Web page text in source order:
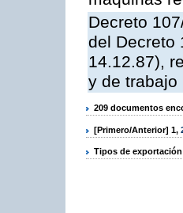
Decreto
del Decreto
14.12.87),
y de trabajo
209 documentos
[Primero/Anterior] 1,
Tipos de